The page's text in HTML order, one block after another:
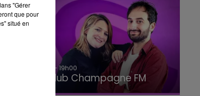
15h00 - 19h00
Le Club Champagne FM
"Gérer
que pour
situé en